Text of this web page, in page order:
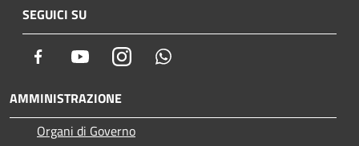
SEGUICI SU
Facebook YoutubeInstagram
AMMINISTRAZIONE
Organi di Governo